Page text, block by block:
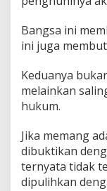
Bangsa ini
ini juga
Keduanya
melainkan
hukum.
Jika memang
dibuktikan
ternyata tidak
dipulihkan